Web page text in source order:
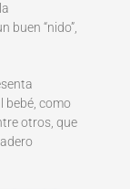
buen “nido”,
bebé, como
otros, que